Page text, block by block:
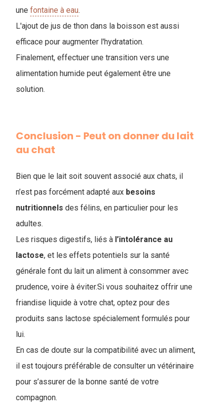
une fontaine à eau.
L'ajout de jus de thon dans la boisson est aussi
efficace pour augmenter l'hydratation.
Finalement, effectuer une transition vers une
alimentation humide peut également être une
solution.
Conclusion - Peut on donner du lait
au chat
Bien que le lait soit souvent associé aux chats, il
n’est pas forcément adapté aux besoins
nutritionnels des félins, en particulier pour les
adultes.
Les risques digestifs, liés à l’intolérance au
lactose, et les effets potentiels sur la santé
générale font du lait un aliment à consommer avec
prudence, voire à éviter.Si vous souhaitez offrir une
friandise liquide à votre chat, optez pour des
produits sans lactose spécialement formulés pour
lui.
En cas de doute sur la compatibilité avec un aliment,
il est toujours préférable de consulter un vétérinaire
pour s’assurer de la bonne santé de votre
compagnon.